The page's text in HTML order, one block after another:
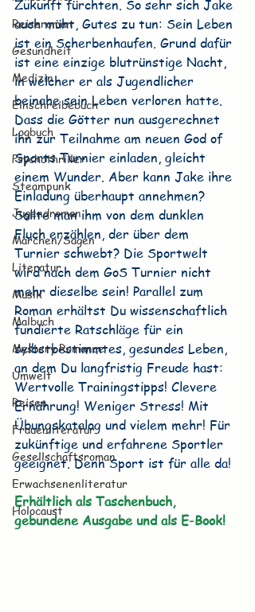
Reiseroman
Gesundheit
Medizin
Einschreibebuch
Logbuch
Psychothriller
Steampunk
Jugendroman
Märchen/Sagen
Literatur
Musik
Malbuch
Mystery Romance
Umwelt
Reisen
Frauenliteratur
Gesellschaftsroman
Erwachsenenliteratur
Holocaust
Zukunft fürchten. So sehr sich Jake
auch müht, Gutes zu tun: Sein Leben
ist ein Scherbenhaufen. Grund dafür
ist eine einzige blutrünstige Nacht,
in welcher er als Jugendlicher
beinahe sein Leben verloren hatte.
Dass die Götter nun ausgerechnet
ihn zur Teilnahme am neuen God of
Sports Turnier einladen, gleicht
einem Wunder. Aber kann Jake ihre
Einladung überhaupt annehmen?
Sollte man ihm von dem dunklen
Fluch erzählen, der über dem
Turnier schwebt? Die Sportwelt
wird nach dem GoS Turnier nicht
mehr dieselbe sein! Parallel zum
Roman erhältst Du wissenschaftlich
fundierte Ratschläge für ein
selbstbestimmtes, gesundes Leben,
an dem Du langfristig Freude hast:
Wertvolle Trainingstipps! Clevere
Ernährung! Weniger Stress! Mit
Übungskatalog und vielem mehr! Für
zukünftige und erfahrene Sportler
geeignet. Denn Sport ist für alle da!
Erhältlich als Taschenbuch,
gebundene Ausgabe und als E-Book!